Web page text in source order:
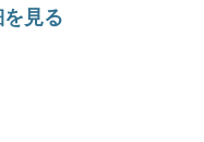
見る